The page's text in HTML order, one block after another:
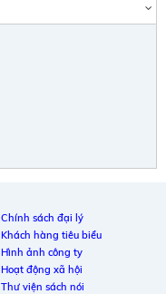
Chính sách đại lý
Khách hàng tiêu biểu
Hình ảnh công ty
Hoạt động xã hội
Thư viện sách nói